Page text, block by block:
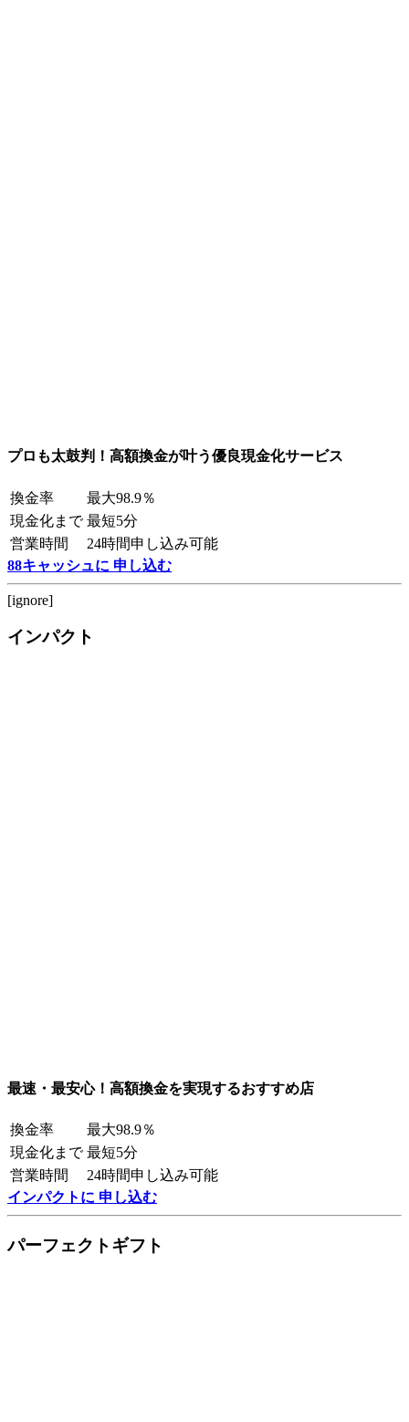
プロも太鼓判！高額換金が叶う優良現金化サービス
換金率
最大98.9％
現金化まで 最短5分
営業時間
24時間申し込み可能
88キャッシュに 申し込む
[ignore]
インパクト
最速・最安心！高額換金を実現するおすすめ店
換金率
最大98.9％
現金化まで 最短5分
営業時間
24時間申し込み可能
インパクトに 申し込む
パーフェクトギフト